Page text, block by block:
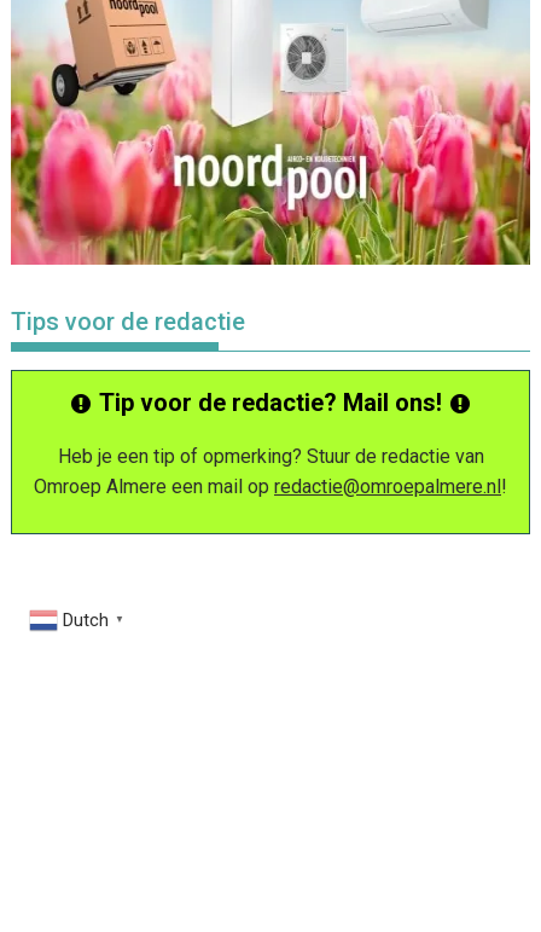
Tips voor de redactie
Tip voor de redactie? Mail ons!
Heb je een tip of opmerking? Stuur de redactie van
Omroep Almere een mail op redactie@omroepalmere.nl!
Dutch ▼